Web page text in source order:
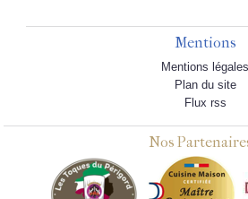
Mentions
Mentions légales
Plan du site
Flux rss
Nos